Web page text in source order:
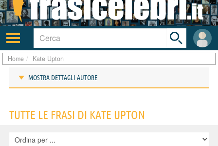
Attiva/disattiva
navigazione
User
area
Toggle
search
bar
Home Kate Upton
MOSTRA DETTAGLI AUTORE
TUTTE LE FRASI DI KATE UPTON